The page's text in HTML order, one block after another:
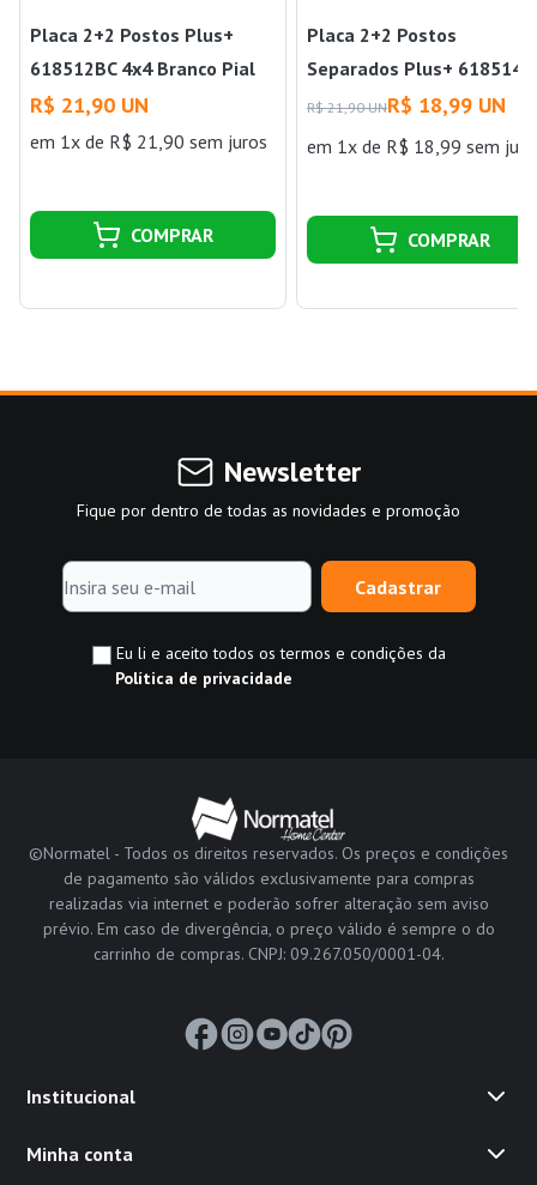
Placa 2+2 Postos Plus+
618512BC 4x4 Branco Pial
R$ 21,90 UN
em 1x de R$ 21,90 sem juros
COMPRAR
Placa 2+2 Postos
Separados Plus+
4x4 Branco Pial
R$ 21,90 UNR$ 18,99 UN
em 1x de R$ 18,99 sem
COMPRAR
Newsletter
Fique por dentro de todas as novidades e promoção
Cadastrar
Eu li e aceito todos os termos e condições da
Política de privacidade
©Normatel - Todos os direitos reservados. Os preços e condições
de pagamento são válidos exclusivamente para compras
realizadas via internet e poderão sofrer alteração sem aviso
prévio. Em caso de divergência, o preço válido é sempre o do
carrinho de compras. CNPJ: 09.267.050/0001-04.
Institucional
Minha conta